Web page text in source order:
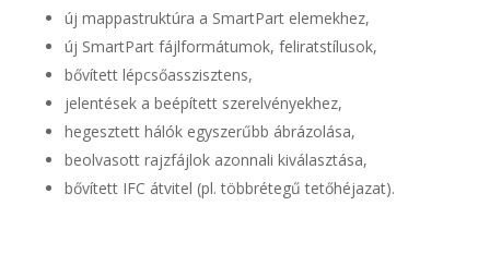
új mappastruktúra a SmartPart elemekhez,
új SmartPart fájlformátumok, feliratstílusok,
bővített lépcsőasszisztens,
jelentések a beépített szerelvényekhez,
hegesztett hálók egyszerűbb ábrázolása,
beolvasott rajzfájlok azonnali kiválasztása,
bővített IFC átvitel (pl. többrétegű tetőhéjazat).